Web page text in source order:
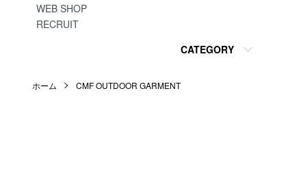
WEB SHOP
RECRUIT
CATEGORY
ホーム CMF OUTDOOR GARMENT